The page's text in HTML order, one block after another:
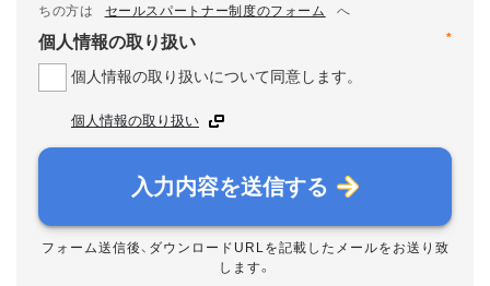
ちの方は
セールスパートナー制度のフォーム
へ
*
個人情報の取り扱い
個人情報の取り扱いについて同意します。
個人情報の取り扱い
入力内容を送信する
フォーム送信後、ダウンロードURLを記載したメールをお送り致
します。